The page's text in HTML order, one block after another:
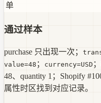
单
通过样本
purchase 只出现一次；
value=48 ； currency=USD
48、quantity 1；Shopify
属性时区找到对应记录。